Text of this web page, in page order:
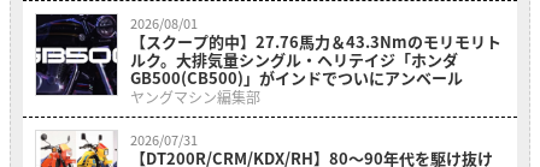
2026/08/01
【スクープ的中】27.76馬力＆43.3Nmのモリモリト
ルク。大排気量シングル・ヘリテイジ「ホンダ
GB500(CB500)」がインドでついにアンベール
ヤングマシン編集部
2026/07/31
【DT200R/CRM/KDX/RH】80〜90年代を駆け抜け